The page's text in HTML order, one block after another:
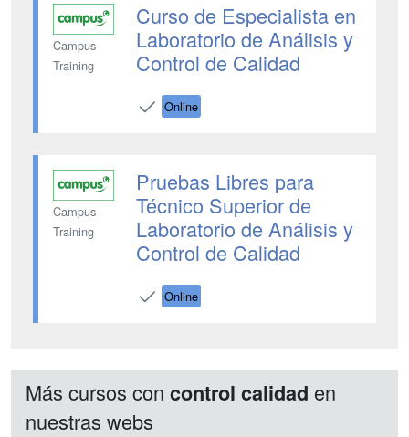
Campus
Training
Curso de Especialista en
Laboratorio de Análisis y
Control de Calidad
Online
Campus
Training
Pruebas Libres para
Técnico Superior de
Laboratorio de Análisis y
Control de Calidad
Online
Más cursos con control calidad en
nuestras webs